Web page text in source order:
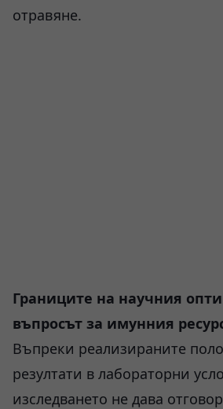
отравяне.
Границите на научния
въпросът за имунния
Въпреки реализираните
резултати в лабораторни
изследването не дава